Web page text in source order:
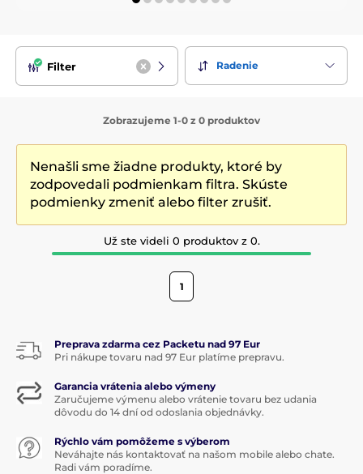
Filter Radenie
Zobrazujeme 1-0 z 0 produktov
Nenašli sme žiadne produkty, ktoré by
zodpovedali podmienkam filtra. Skúste
podmienky zmeniť alebo filter zrušiť.
Už ste videli 0 produktov z 0.
1
Preprava zdarma cez Packetu nad 97 Eur
Pri nákupe tovaru nad 97 Eur platíme prepravu.
Garancia vrátenia alebo výmeny
Zaručujeme výmenu alebo vrátenie tovaru bez udania
dôvodu do 14 dní od odoslania objednávky.
Rýchlo vám pomôžeme s výberom
Neváhajte nás kontaktovať na našom mobile alebo chate.
Radi vám poradíme.